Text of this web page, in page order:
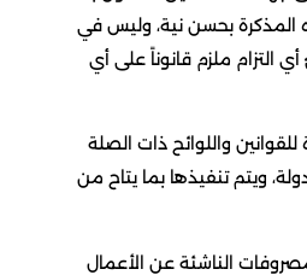
بحسن نية، وليس في
التزام ملزم قانوناً على أي
واللوائح ذات الصلة
ويتم تنفيذها بما يتاح من
الناشئة عن الأعمال